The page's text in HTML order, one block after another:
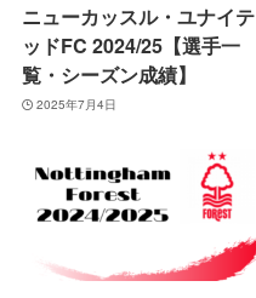
ニューカッスル・ユナイテ
ッドFC 2024/25【選手一
覧・シーズン成績】
2025年7月4日